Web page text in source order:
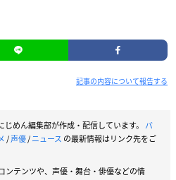
記事の内容について報告する
じめん編集部が作成・配信しています。 バ
/声優/ニュース の最新情報はリンク先をご
ンテンツや、声優・舞台・俳優などの情